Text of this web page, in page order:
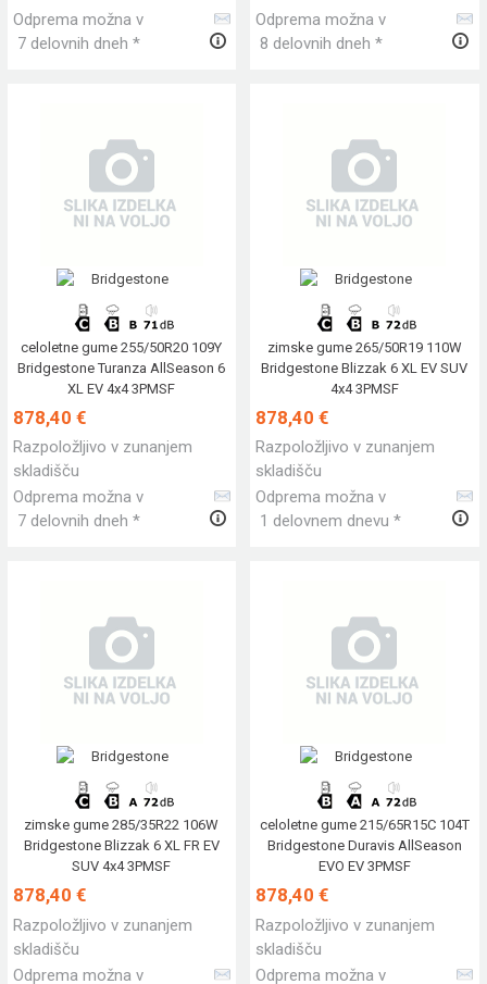
Odprema možna v
7 delovnih dneh *
Odprema možna v
8 delovnih dneh *
celoletne gume 255/50R20 109Y
Bridgestone Turanza AllSeason 6
XL EV 4x4 3PMSF
878,40 €
Razpoložljivo v zunanjem
skladišču
Odprema možna v
7 delovnih dneh *
zimske gume 265/50R19 110W
Bridgestone Blizzak 6 XL EV SUV
4x4 3PMSF
878,40 €
Razpoložljivo v zunanjem
skladišču
Odprema možna v
1 delovnem dnevu *
zimske gume 285/35R22 106W
Bridgestone Blizzak 6 XL FR EV
SUV 4x4 3PMSF
878,40 €
Razpoložljivo v zunanjem
skladišču
Odprema možna v
celoletne gume 215/65R15C 104T
Bridgestone Duravis AllSeason
EVO EV 3PMSF
878,40 €
Razpoložljivo v zunanjem
skladišču
Odprema možna v